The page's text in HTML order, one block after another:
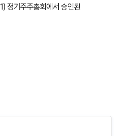
정기주주총회에서 승인된